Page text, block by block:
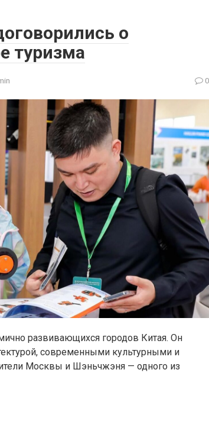
о
туризма
0
развивающихся городов Китая. Он
современными культурными и
Москвы и Шэньчжэня — одного из